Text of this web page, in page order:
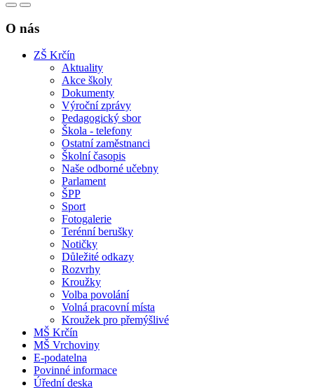
O nás
ZŠ Krčín
Aktuality
Akce školy
Dokumenty
Výroční zprávy
Pedagogický sbor
Škola - telefony
Ostatní zaměstnanci
Školní časopis
Naše odborné učebny
Parlament
ŠPP
Sport
Fotogalerie
Terénní berušky
Notičky
Důležité odkazy
Rozvrhy
Kroužky
Volba povolání
Volná pracovní místa
Kroužek pro přemýšlivé
MŠ Krčín
MŠ Vrchoviny
E-podatelna
Povinné informace
Úřední deska